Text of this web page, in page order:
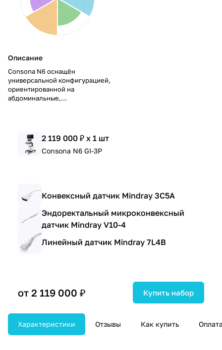
Описание
Consona N6 оснащён
универсальной конфигурацией,
ориентированной на
абдоминальные,
урологической и общей
клинической практике.
2 119 000 ₽ x 1 шт
Consona N6 GI-3P
Конвексный датчик Mindray 3C5A
Эндоректальный микроконвексный
датчик Mindray V10-4
Линейный датчик Mindray 7L4B
от 2 119 000 ₽ Купить набор
Характеристики Отзывы Как купить